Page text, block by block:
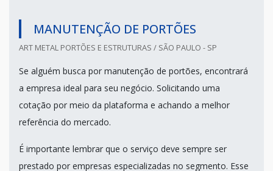
MANUTENÇÃO DE PORTÕES
ART METAL PORTÕES E ESTRUTURAS / SÃO PAULO - SP
Se alguém busca por manutenção de portões, encontrará
a empresa ideal para seu negócio. Solicitando uma
cotação por meio da plataforma e achando a melhor
referência do mercado.
É importante lembrar que o serviço deve sempre ser
prestado por empresas especializadas no segmento. Esse